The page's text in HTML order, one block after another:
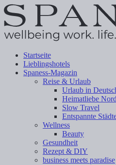
Startseite
Lieblingshotels
Spaness-Magazin
Reise & Urlaub
Urlaub in
Heimatliebe
Slow Travel
Entspannte
Wellness
Beauty
Gesundheit
Rezept & DIY
business meets paradise